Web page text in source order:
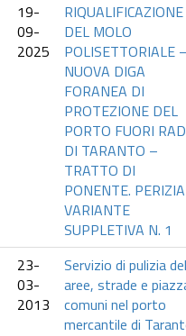
19-
09-
2025
RIQUALIFICAZIONE
DEL MOLO
POLISETTORIALE
NUOVA DIGA
FORANEA DI
PROTEZIONE DEL
PORTO FUORI
DI TARANTO –
TRATTO DI
PONENTE.
VARIANTE
SUPPLETIVA N. 1
23-
03-
2013
Servizio di pulizia
aree, strade e
comuni nel porto
mercantile di